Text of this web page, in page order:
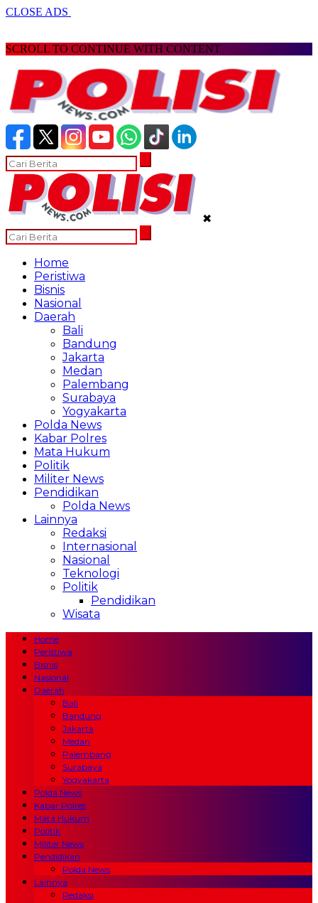
CLOSE ADS
SCROLL TO CONTINUE WITH CONTENT
✖
Home
Peristiwa
Bisnis
Nasional
Daerah
Bali
Bandung
Jakarta
Medan
Palembang
Surabaya
Yogyakarta
Polda News
Kabar Polres
Mata Hukum
Politik
Militer News
Pendidikan
Polda News
Lainnya
Redaksi
Internasional
Nasional
Teknologi
Politik
Pendidikan
Wisata
Home
Peristiwa
Bisnis
Nasional
Daerah
Bali
Bandung
Jakarta
Medan
Palembang
Surabaya
Yogyakarta
Polda News
Kabar Polres
Mata Hukum
Politik
Militer News
Pendidikan
Polda News
Lainnya
Redaksi